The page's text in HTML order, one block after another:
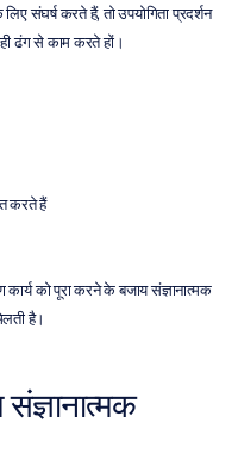
संघर्ष करते हैं, तो उपयोगिता प्रदर्शन
ढंग से काम करते हों।
करते हैं
को पूरा करने के बजाय संज्ञानात्मक
है।
संज्ञानात्मक